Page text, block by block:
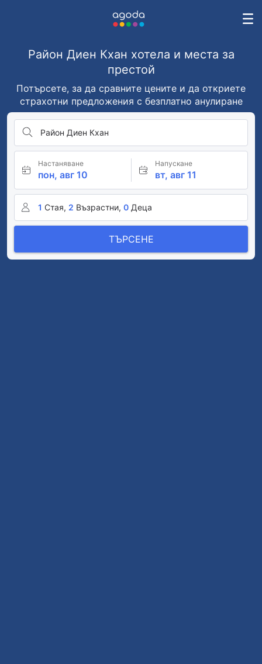
Район Диен Кхан хотела и места за
престой
Потърсете, за да сравните цените и да откриете
страхотни предложения с безплатно анулиране
Район Диен Кхан
Настаняване
пон, авг 10
Напускане
вт, авг 11
1 Стая, 2 Възрастни, 0 Деца
ТЪРСЕНЕ